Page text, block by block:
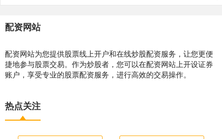
配资网站
配资网站为您提供股票线上开户和在线炒股配资服务，让您更便
捷地参与股票交易。作为炒股者，您可以在配资网站上开设证券
账户，享受专业的股票配资服务，进行高效的交易操作。
热点关注